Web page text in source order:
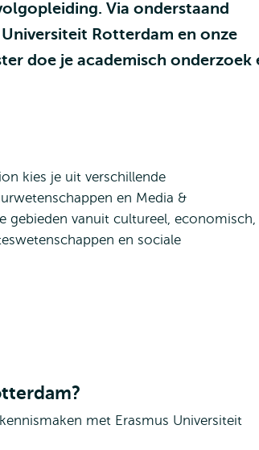
Via onderstaand
Rotterdam en onze
doe je academisch onderzoek
kies je uit verschillende
en Media &
gebieden vanuit cultureel, economisch,
en sociale
met Erasmus Universiteit